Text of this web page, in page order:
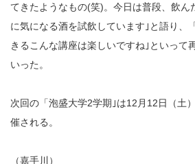
てきたようなもの(笑)。今日は普段、飲ん
に気になる酒を試飲しています｣と語り、
きるこんな講座は楽しいですね｣といって
いった。
次回の「泡盛大学2学期｣は12月12日（土
催される。
（嘉手川）